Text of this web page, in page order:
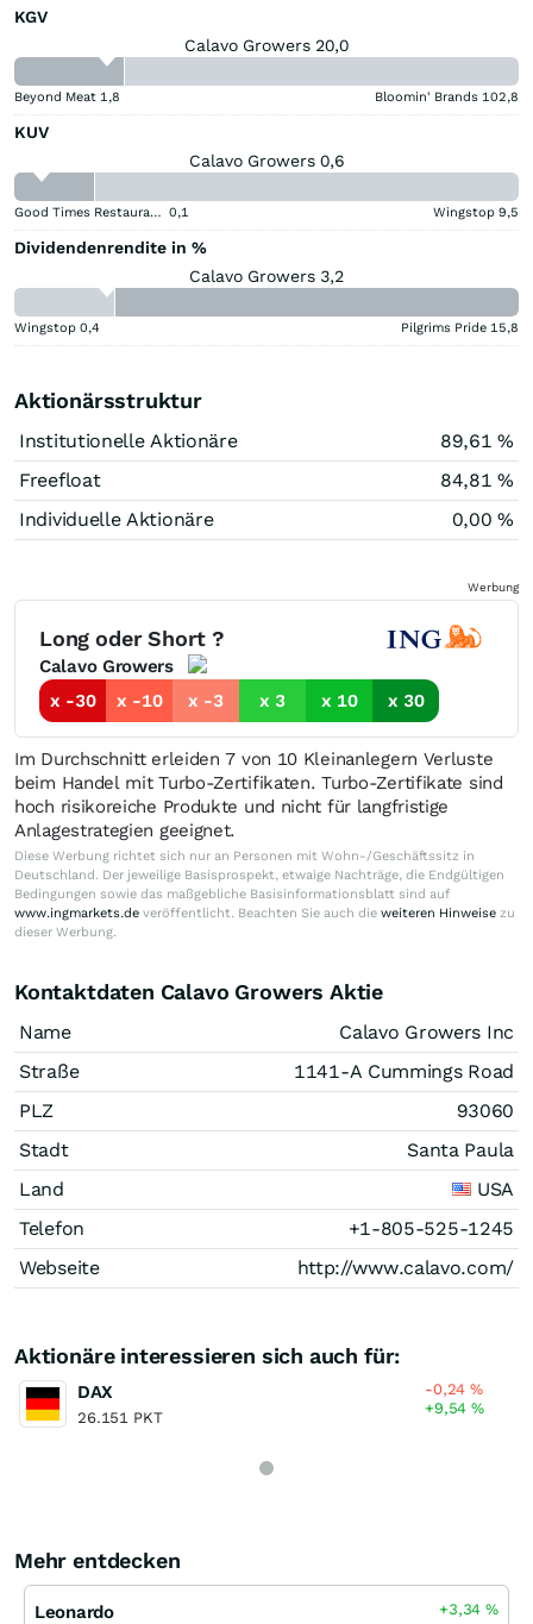
KGV
Calavo Growers 20,0
Beyond Meat 1,8 Bloomin' Brands 102,8
KUV
Calavo Growers 0,6
Good Times Restaurants 0,1 Wingstop 9,5
Dividendenrendite in %
Calavo Growers 3,2
Wingstop 0,4 Pilgrims Pride 15,8
Aktionärsstruktur
Institutionelle Aktionäre
89,61 %
Freefloat
84,81 %
Individuelle Aktionäre
0,00 %
Werbung
Long oder Short ?
Calavo Growers
x -30
x -10 x -3 x 3 x 10 x 30
Im Durchschnitt erleiden 7 von 10 Kleinanlegern Verluste
beim Handel mit Turbo-Zertifikaten. Turbo-Zertifikate sind
hoch risikoreiche Produkte und nicht für langfristige
Anlagestrategien geeignet.
Diese Werbung richtet sich nur an Personen mit Wohn-/Geschäftssitz in
Deutschland. Der jeweilige Basisprospekt, etwaige Nachträge, die Endgültigen
Bedingungen sowie das maßgebliche Basisinformationsblatt sind auf
www.ingmarkets.de veröffentlicht. Beachten Sie auch die weiteren Hinweise zu
dieser Werbung.
Kontaktdaten Calavo Growers Aktie
Name
Calavo Growers Inc
Straße
1141-A Cummings Road
PLZ
93060
Stadt
Santa Paula
Land
USA
Telefon
+1-805-525-1245
Webseite
http://www.calavo.com/
Aktionäre interessieren sich auch für:
DAX
26.151 PKT
-0,24%
+9,54%
Mehr entdecken
Leonardo +3,34%